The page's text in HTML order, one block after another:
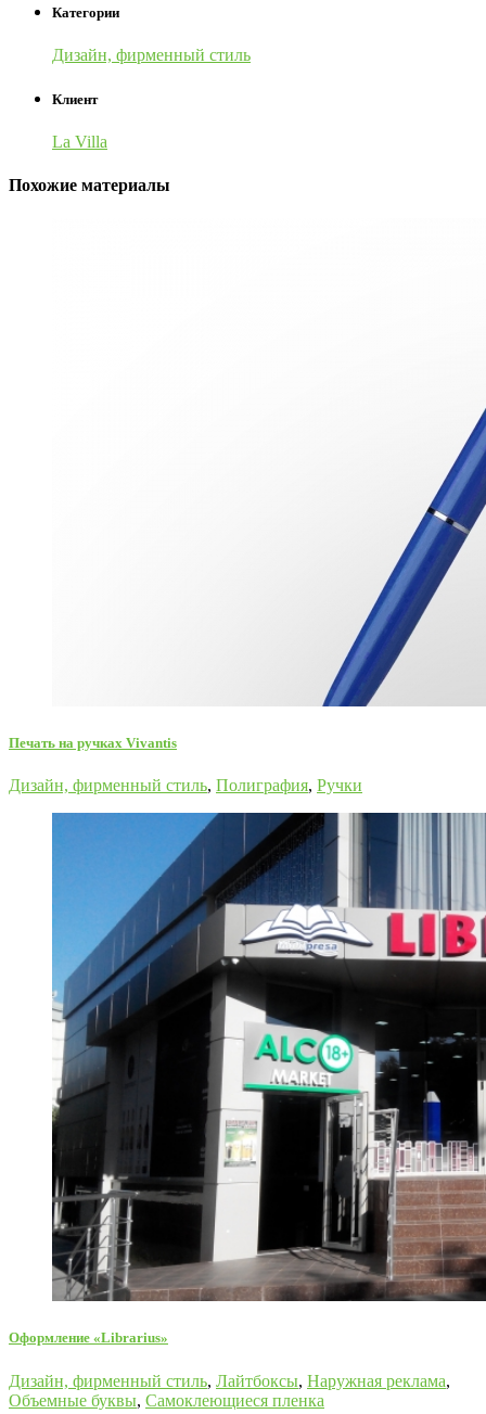
Категории
Дизайн, фирменный стиль
Клиент
La Villa
Похожие материалы
Печать на ручках Vivantis
Дизайн, фирменный стиль, Полиграфия, Ручки
Оформление «Librarius»
Дизайн, фирменный стиль, Лайтбоксы, Наружная реклама,
Объемные буквы, Самоклеющиеся пленка